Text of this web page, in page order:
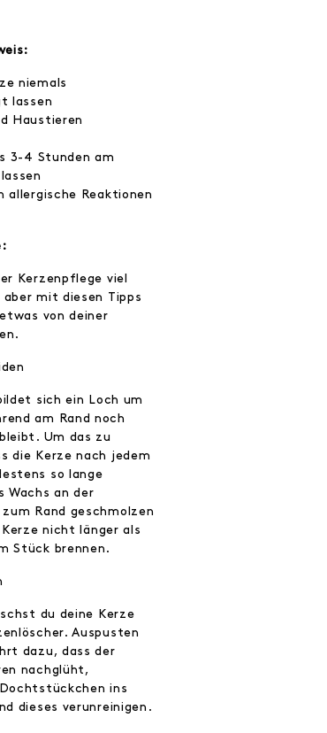
niemals
lassen
Haustieren
3-4 Stunden am
allergische Reaktionen
Kerzenpflege viel
mit diesen Tipps
von deiner
sich ein Loch um
am Rand noch
Um das zu
die Kerze nach jedem
so lange
Wachs an der
Rand geschmolzen
nicht länger als
Stück brennen.
du deine Kerze
Auspusten
dazu, dass der
nachglüht,
ins
dieses verunreinigen.